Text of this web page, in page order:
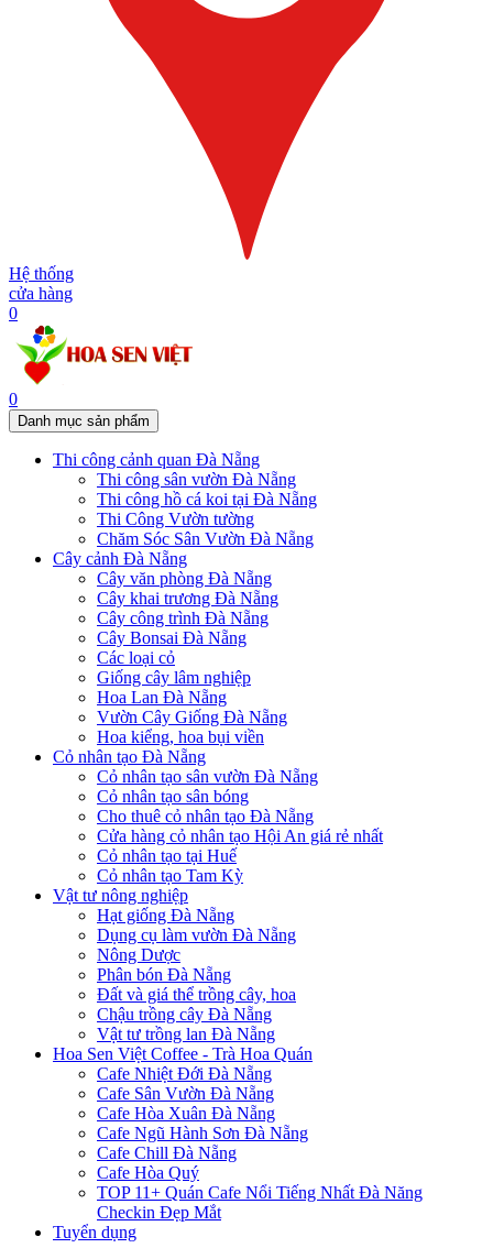
Hệ thống
cửa hàng
0
0
Danh mục sản phẩm
Thi công cảnh quan Đà Nẵng
Thi công sân vườn Đà Nẵng
Thi công hồ cá koi tại Đà Nẵng
Thi Công Vườn tường
Chăm Sóc Sân Vườn Đà Nẵng
Cây cảnh Đà Nẵng
Cây văn phòng Đà Nẵng
Cây khai trương Đà Nẵng
Cây công trình Đà Nẵng
Cây Bonsai Đà Nẵng
Các loại cỏ
Giống cây lâm nghiệp
Hoa Lan Đà Nẵng
Vườn Cây Giống Đà Nẵng
Hoa kiểng, hoa bụi viền
Cỏ nhân tạo Đà Nẵng
Cỏ nhân tạo sân vườn Đà Nẵng
Cỏ nhân tạo sân bóng
Cho thuê cỏ nhân tạo Đà Nẵng
Cửa hàng cỏ nhân tạo Hội An giá rẻ nhất
Cỏ nhân tạo tại Huế
Cỏ nhân tạo Tam Kỳ
Vật tư nông nghiệp
Hạt giống Đà Nẵng
Dụng cụ làm vườn Đà Nẵng
Nông Dược
Phân bón Đà Nẵng
Đất và giá thể trồng cây, hoa
Chậu trồng cây Đà Nẵng
Vật tư trồng lan Đà Nẵng
Hoa Sen Việt Coffee - Trà Hoa Quán
Cafe Nhiệt Đới Đà Nẵng
Cafe Sân Vườn Đà Nẵng
Cafe Hòa Xuân Đà Nẵng
Cafe Ngũ Hành Sơn Đà Nẵng
Cafe Chill Đà Nẵng
Cafe Hòa Quý
TOP 11+ Quán Cafe Nổi Tiếng Nhất Đà Năng
Checkin Đẹp Mắt
Tuyển dụng